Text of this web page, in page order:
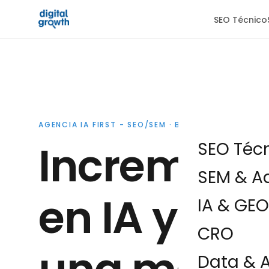
SEO Técnico
SEO
SEM &
IA & GEO
CRO
Data &
AGENCIA IA FIRST - SEO/SEM · BARCELONA
en IA y